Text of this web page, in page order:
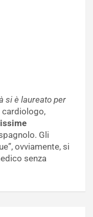
si è laureato per
cardiologo,
Gli
ovviamente, si
senza